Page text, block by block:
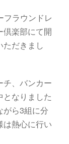
フラウンドレ
倶楽部にて開
だきまし
チ、バンカー
なりました
がら3組に分
は熱心に行い